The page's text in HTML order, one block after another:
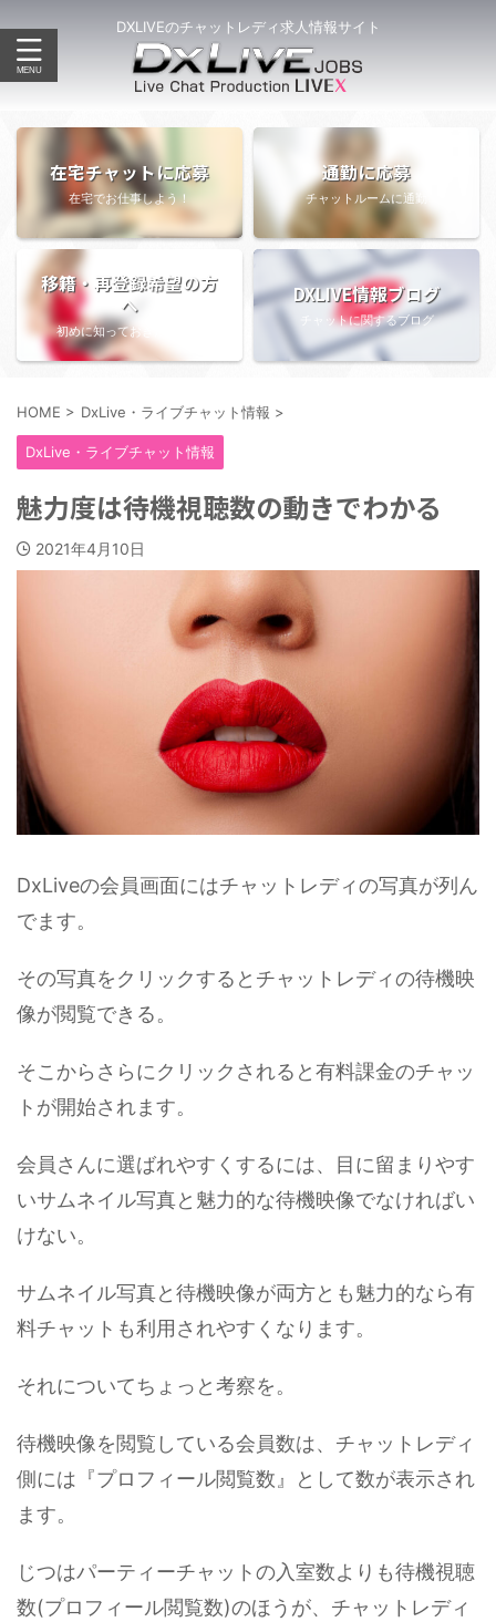
DXLIVEのチャットレディ求人情報サイト
在宅チャットに応募
在宅でお仕事しよう！
通勤に応募
チャットルームに通勤
移籍・再登録希望の方
へ
初めに知っておきたい情報
DXLIVE情報ブログ
チャットに関するブログ
HOME > DxLive・ライブチャット情報 >
DxLive・ライブチャット情報
魅力度は待機視聴数の動きでわかる
2021年4月10日
DxLiveの会員画面にはチャットレディの写真が列ん
でます。
その写真をクリックするとチャットレディの待機映
像が閲覧できる。
そこからさらにクリックされると有料課金のチャッ
トが開始されます。
会員さんに選ばれやすくするには、目に留まりやす
いサムネイル写真と魅力的な待機映像でなければい
けない。
サムネイル写真と待機映像が両方とも魅力的なら有
料チャットも利用されやすくなります。
それについてちょっと考察を。
待機映像を閲覧している会員数は、チャットレディ
側には『プロフィール閲覧数』として数が表示され
ます。
じつはパーティーチャットの入室数よりも待機視聴
数(プロフィール閲覧数)のほうが、チャットレディ